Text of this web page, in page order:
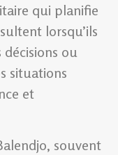
qui planifie
lorsqu’ils
ou
situations
et
souvent